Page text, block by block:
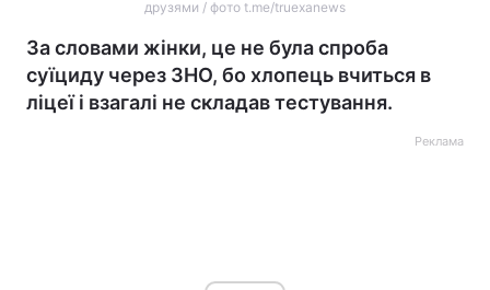
друзями / фото t.me/truexanews
За словами жінки, це не була спроба
суїциду через ЗНО, бо хлопець вчиться в
ліцеї і взагалі не складав тестування.
Реклама